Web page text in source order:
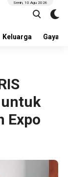
Keluarga Gaya
Senin, 10 Agu 2026
untuk
Expo